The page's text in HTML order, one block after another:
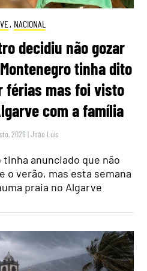
, NACIONAL
decidiu não gozar
tinha dito
férias mas foi visto
com a família
2026 |João Luís
anunciado que não
o verão, mas esta semana
praia no Algarve